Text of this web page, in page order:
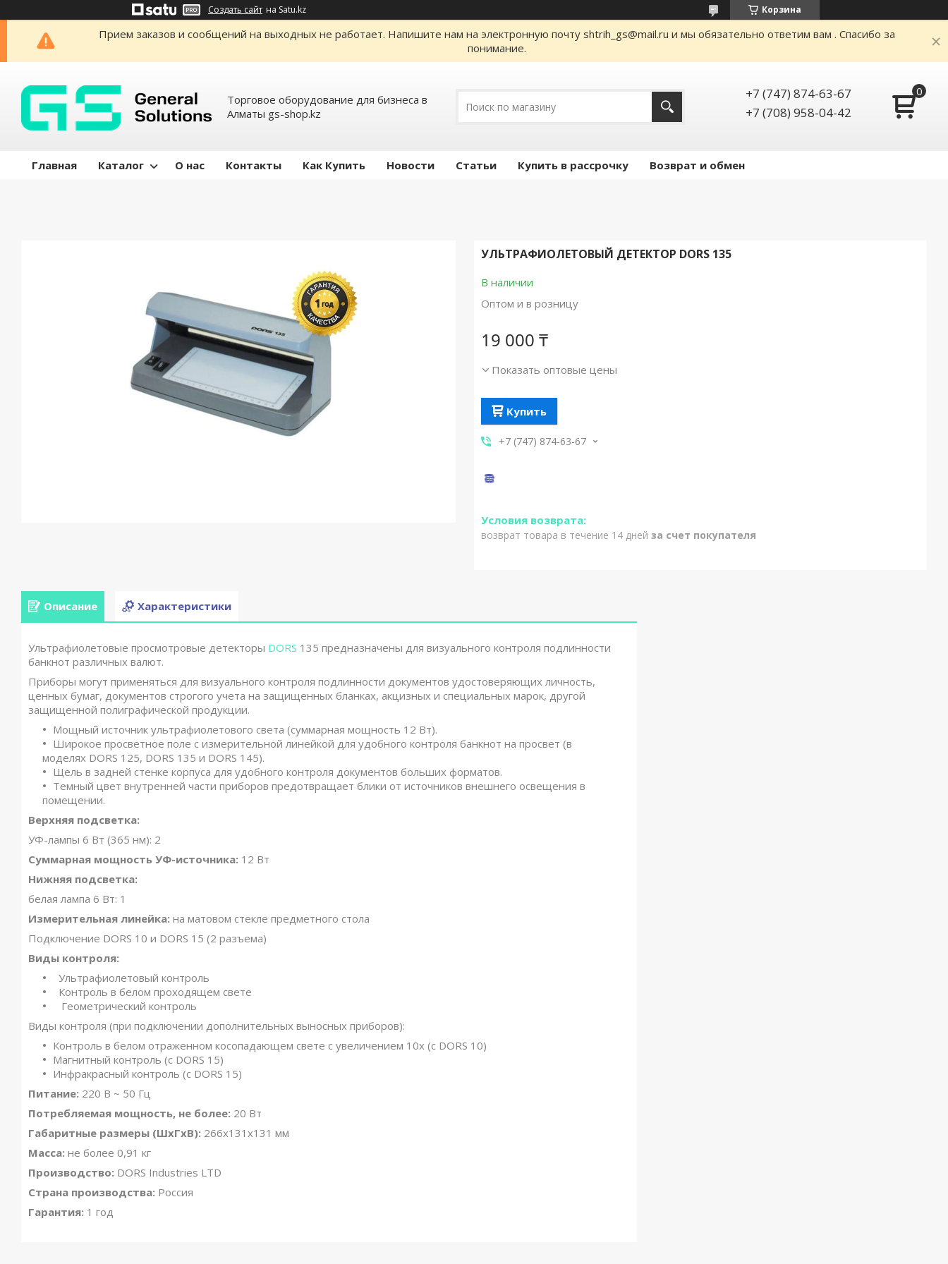
Создать сайт на Satu.kz Корзина
Прием заказов и сообщений на выходных не работает. Напишите нам на электронную почту shtrih_gs@mail.ru и мы обязательно ответим вам . Спасибо за
понимание.
Торговое оборудование для бизнеса в
Алматы gs-shop.kz
+7 (747) 874-63-67
+7 (708) 958-04-42
Главная Каталог О нас Контакты Как Купить Новости Статьи Купить в рассрочку Возврат и обмен
УЛЬТРАФИОЛЕТОВЫЙ ДЕТЕКТОР DORS 135
В наличии
Оптом и в розницу
19 000 ₸
Показать оптовые цены
Купить
+7 (747) 874-63-67
возврат товара в течение 14 дней за счет покупателя
Описание Характеристики
Ультрафиолетовые просмотровые детекторы DORS 135 предназначены для визуального контроля подлинности
банкнот различных валют.
Приборы могут применяться для визуального контроля подлинности документов удостоверяющих личность,
ценных бумаг, документов строгого учета на защищенных бланках, акцизных и специальных марок, другой
защищенной полиграфической продукции.
Мощный источник ультрафиолетового света (суммарная мощность 12 Вт).
Широкое просветное поле с измерительной линейкой для удобного контроля банкнот на просвет (в
моделях DORS 125, DORS 135 и DORS 145).
Щель в задней стенке корпуса для удобного контроля документов больших форматов.
Темный цвет внутренней части приборов предотвращает блики от источников внешнего освещения в
помещении.
Верхняя подсветка:
УФ-лампы 6 Вт (365 нм): 2
Суммарная мощность УФ-источника: 12 Вт
Нижняя подсветка:
белая лампа 6 Вт: 1
Измерительная линейка: на матовом стекле предметного стола
Подключение DORS 10 и DORS 15 (2 разъема)
Виды контроля:
Ультрафиолетовый контроль
Контроль в белом проходящем свете
Геометрический контроль
Виды контроля (при подключении дополнительных выносных приборов):
Контроль в белом отраженном косопадающем свете с увеличением 10х (с DORS 10)
Магнитный контроль (с DORS 15)
Инфракрасный контроль (с DORS 15)
Питание: 220 В ~ 50 Гц
Потребляемая мощность, не более: 20 Вт
Габаритные размеры (ШхГхВ): 266х131х131 мм
Масса: не более 0,91 кг
Производство: DORS Industries LTD
Страна производства: Россия
Гарантия: 1 год